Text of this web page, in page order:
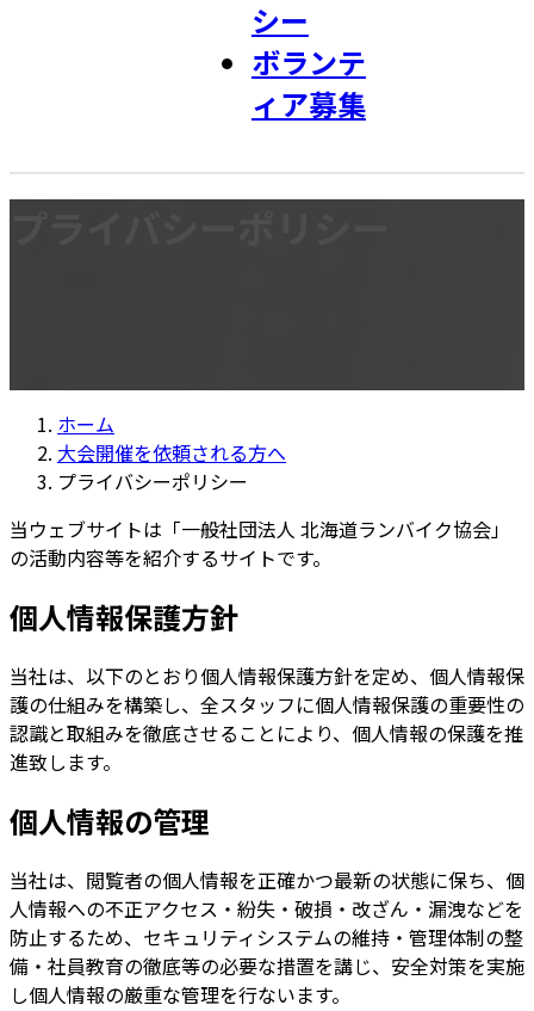
シー
ボランテ
ィア募集
ホーム
大会開催を依頼される方へ
プライバシーポリシー
当ウェブサイトは「一般社団法人 北海道ランバイク協会」
の活動内容等を紹介するサイトです。
個人情報保護方針
当社は、以下のとおり個人情報保護方針を定め、個人情報保
護の仕組みを構築し、全スタッフに個人情報保護の重要性の
認識と取組みを徹底させることにより、個人情報の保護を推
進致します。
個人情報の管理
当社は、閲覧者の個人情報を正確かつ最新の状態に保ち、個
人情報への不正アクセス・紛失・破損・改ざん・漏洩などを
防止するため、セキュリティシステムの維持・管理体制の整
備・社員教育の徹底等の必要な措置を講じ、安全対策を実施
し個人情報の厳重な管理を行ないます。